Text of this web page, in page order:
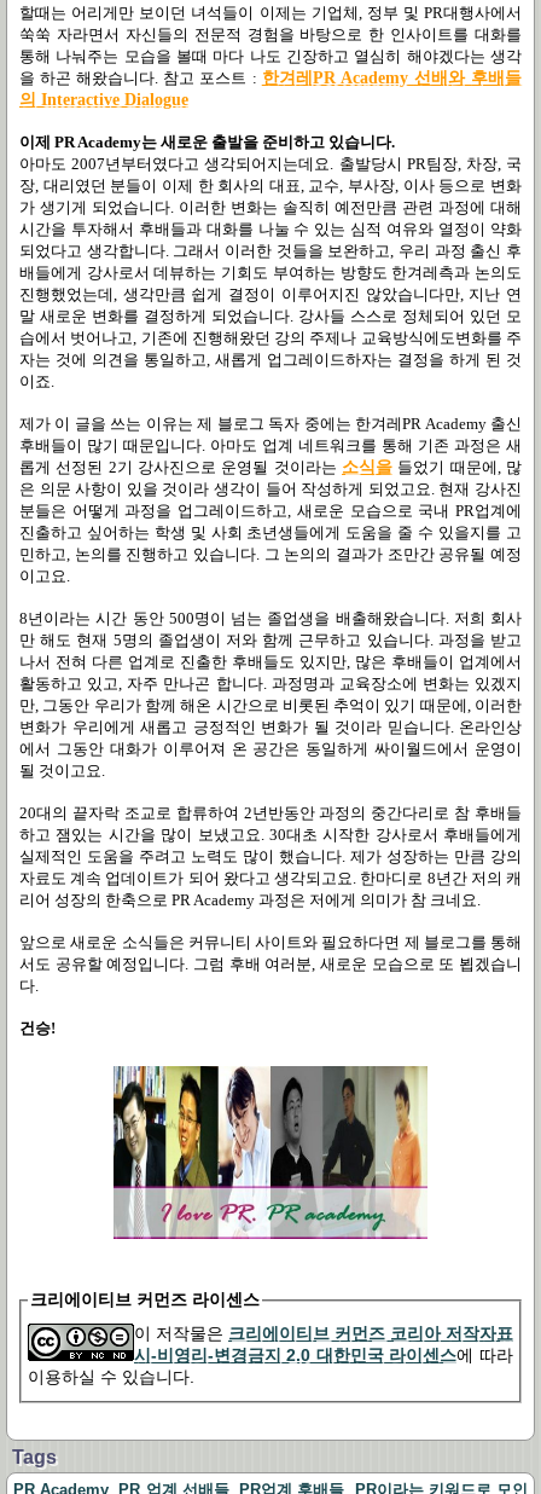
할때는 어리게만 보이던 녀석들이 이제는 기업체
정부 및 PR대행사에서
쑥쑥 자라면서 자신들의 전문적 경험을 바탕으로 한 인사이트를 대화를
통해 나눠주는 모습을 볼때 마다 나도 긴장하고 열심히 해야겠다는 생각
을 하곤 해왔습니다 참고 포스트 : 한겨레PR Academy 선배와 후배들
의 Interactive Dialogue
이제 PR Academy는 새로운 출발을 준비하고 있습니다.
아마도 2007년부터였다고 생각되어지는데요 출발당시 PR팀장, 차장, 국
장 대리였던 분들이 이제 한 회사의 대표 교수 부사장 이사 등으로 변화
가 생기게 되었습니다 이러한 변화는 솔직히 예전만큼 관련 과정에 대해
시간을 투자해서 후배들과 대화를 나눌 수 있는 심적 여유와 열정이 약화
되었다고 생각합니다. 그래서 이러한 것들을 보완하고
우리 과정 출신 후
배들에게 강사로서 데뷰하는 기회도 부여하는 방향도 한겨레측과 논의도
진행했었는데
생각만큼 쉽게 결정이 이루어지진 않았습니다만, 지난 연
말 새로운 변화를 결정하게 되었습니다 강사들 스스로 정체되어 있던 모
습에서 벗어나고
기존에 진행해왔던 강의 주제나 교육방식에도변화를 주
자는 것에 의견을 통일하고 새롭게 업그레이드하자는 결정을 하게 된 것
이죠
제가 이 글을 쓰는 이유는 제 블로그 독자 중에는 한겨레PR Academy 출신
후배들이 많기 때문입니다 아마도 업계 네트워크를 통해 기존 과정은 새
롭게 선정된 2기 강사진으로 운영될 것이라는 소식을 들었기 때문에
많
은 의문 사항이 있을 것이라 생각이 들어 작성하게 되었고요 현재 강사진
분들은 어떻게 과정을 업그레이드하고
새로운 모습으로 국내 PR업계에
진출하고 싶어하는 학생 및 사회 초년생들에게 도움을 줄 수 있을지를 고
민하고
논의를 진행하고 있습니다 그 논의의 결과가 조만간 공유될 예정
이고요
8년이라는 시간 동안500명이 넘는 졸업생을 배출해왔습니다. 저희 회사
만 해도 현재 5명의 졸업생이 저와 함께 근무하고 있습니다. 과정을 받고
나서 전혀 다른 업계로 진출한 후배들도 있지만 많은 후배들이 업계에서
활동하고 있고 ,자주 만나곤 합니다. 과정명과 교육장소에 변화는 있겠지
만 그동안 우리가 함께 해온 시간으로 비롯된 추억이 있기 때문에 이러한
변화가 우리에게 새롭고 긍정적인 변화가 될 것이라 믿습니다. 온라인상
에서 그동안 대화가 이루어져 온 공간은 동일하게 싸이월드에서 운영이
될 것이고요
20대의 끝자락 조교로 합류하여 2년반동안 과정의 중간다리로 참 후배들
하고 잼있는 시간을 많이 보냈고요. 30대초 시작한 강사로서 후배들에게
실제적인 도움을 주려고 노력도 많이 했습니다. 제가 성장하는 만큼 강의
자료도 계속 업데이트가 되어 왔다고 생각되고요. 한마디로 8년간 저의 캐
리어 성장의 한축으로 PR Academy 과정은 저에게 의미가 참 크네요.
앞으로 새로운 소식들은 커뮤니티 사이트와 필요하다면 제 블로그를 통해
서도 공유할 예정입니다 그럼 후배 여러분 ,새로운 모습으로 또 뵙겠습니
다
건승!
크리에이티브 커먼즈 라이센스
이 저작물은 크리에이티브 커먼즈 코리아 저작자표
시-비영리-변경금지 2.0 대한민국 라이센스에 따라
이용하실 수 있습니다.
Tags
PR Academy ,PR 업계 선배들,PR업계 후배들 PR이라는 키워드로 모인